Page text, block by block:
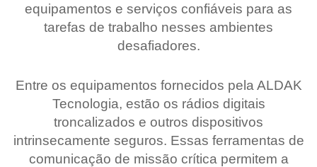
equipamentos e serviços confiáveis para as
tarefas de trabalho nesses ambientes
desafiadores.
Entre os equipamentos fornecidos pela ALDAK
Tecnologia, estão os rádios digitais
troncalizados e outros dispositivos
intrinsecamente seguros. Essas ferramentas de
comunicação de missão crítica permitem a